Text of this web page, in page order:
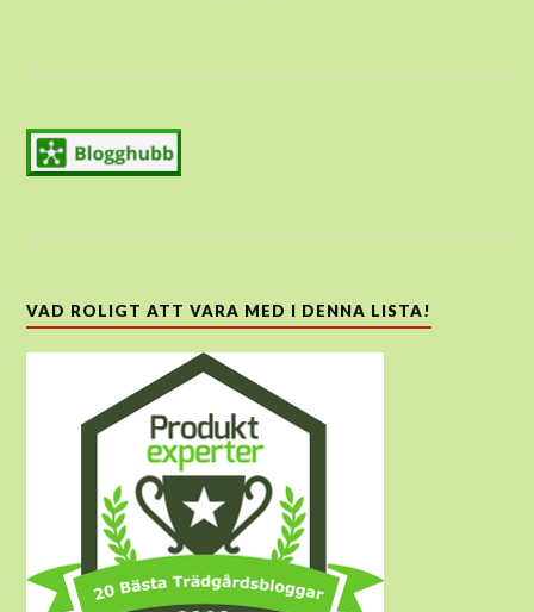
VAD ROLIGT ATT VARA MED I DENNA LISTA!